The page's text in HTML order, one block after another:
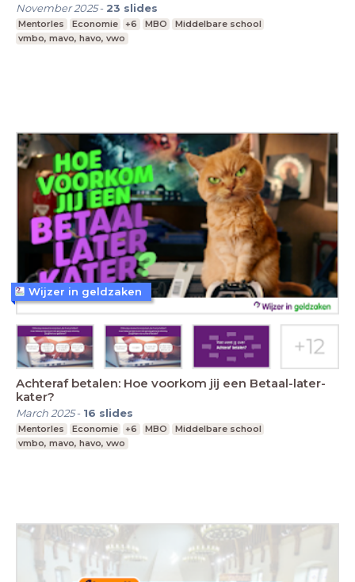
November 2025- 23 slides
Mentorles Economie +6 MBO
Middelbare school
vmbo, mavo, havo, vwo
Achteraf betalen: Hoe voorkom jij een Betaal-later-
kater?
March 2025- 16 slides
Mentorles Economie +6 MBO
Middelbare school
vmbo, mavo, havo, vwo
Wijzer in geldzaken